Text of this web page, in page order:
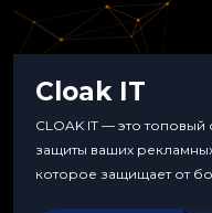
Cloak IT
CLOAK IT — это
защиты ваших
которое защищает от